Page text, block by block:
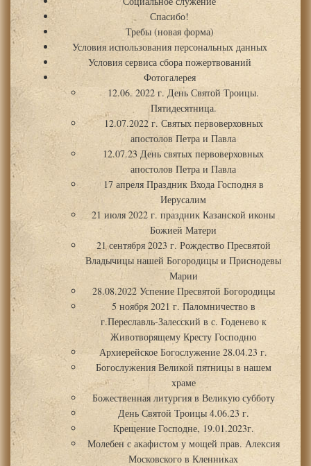
Спасибо!
Требы (новая форма)
Условия использования персональных данных
Условия сервиса сбора пожертвований
Фотогалерея
12.06. 2022 г. День Святой Троицы.
Пятидесятница.
12.07.2022 г. Святых первоверховных
апостолов Петра и Павла
12.07.23 День святых первоверховных
апостолов Петра и Павла
17 апреля Праздник Входа Господня в
Иерусалим
21 июля 2022 г. праздник Казанской иконы
Божией Матери
21 сентября 2023 г. Рождество Пресвятой
Владычицы нашей Богородицы и Приснодевы
Марии
28.08.2022 Успение Пресвятой Богородицы
5 ноября 2021 г. Паломничество в
г.Переславль-Залесский в с. Годенево к
Животворящему Кресту Господню
Архиерейское Богослужение 28.04.23 г.
Богослужения Великой пятницы в нашем
храме
Божественная литургия в Великую субботу
День Святой Троицы 4.06.23 г.
Крещение Господне, 19.01.2023г.
Молебен с акафистом у мощей прав. Алексия
Московского в Кленниках